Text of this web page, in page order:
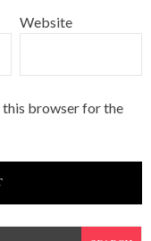
Website
this browser for the